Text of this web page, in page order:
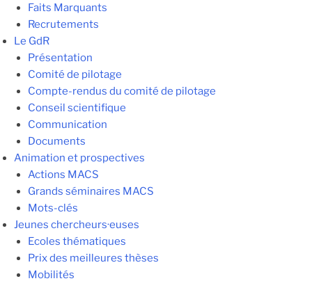
Faits Marquants
Recrutements
Le GdR
Présentation
Comité de pilotage
Compte-rendus du comité de pilotage
Conseil scientifique
Communication
Documents
Animation et prospectives
Actions MACS
Grands séminaires MACS
Mots-clés
Jeunes chercheurs·euses
Ecoles thématiques
Prix des meilleures thèses
Mobilités